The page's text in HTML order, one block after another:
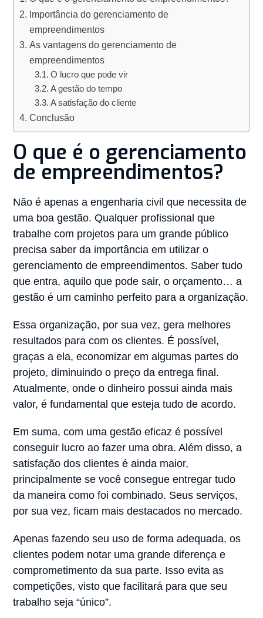
Importância do gerenciamento de
empreendimentos
As vantagens do gerenciamento de
empreendimentos
O lucro que pode vir
A gestão do tempo
A satisfação do cliente
Conclusão
O que é o gerenciamento
de empreendimentos?
Não é apenas a engenharia civil que necessita de
uma boa gestão. Qualquer profissional que
trabalhe com projetos para um grande público
precisa saber da importância em utilizar o
gerenciamento de empreendimentos. Saber tudo
que entra, aquilo que pode sair, o orçamento… a
gestão é um caminho perfeito para a organização.
Essa organização, por sua vez, gera melhores
resultados para com os clientes. É possível,
graças a ela, economizar em algumas partes do
projeto, diminuindo o preço da entrega final.
Atualmente, onde o dinheiro possui ainda mais
valor, é fundamental que esteja tudo de acordo.
Em suma, com uma gestão eficaz é possível
conseguir lucro ao fazer uma obra. Além disso, a
satisfação dos clientes é ainda maior,
principalmente se você consegue entregar tudo
da maneira como foi combinado. Seus serviços,
por sua vez, ficam mais destacados no mercado.
Apenas fazendo seu uso de forma adequada, os
clientes podem notar uma grande diferença e
comprometimento da sua parte. Isso evita as
competições, visto que facilitará para que seu
trabalho seja “único”.